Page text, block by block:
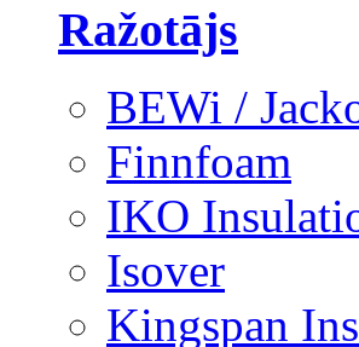
Ražotājs
BEWi /
Finnfoam
IKO
Isover
Kingspan